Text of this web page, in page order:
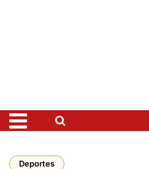
Deportes